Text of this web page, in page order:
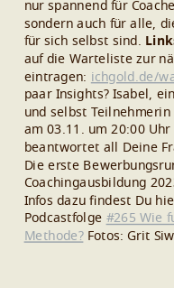
nur spannend für
sondern auch für alle,
für sich selbst sind.
auf die Warteliste zur
eintragen: ichgold.de/
paar Insights? Isabel,
und selbst
am 03.11. um 20:00
beantwortet all Deine
Die erste
Coachingausbildung
Infos dazu findest Du
Podcastfolge #265 Wie
Methode? Fotos: Grit